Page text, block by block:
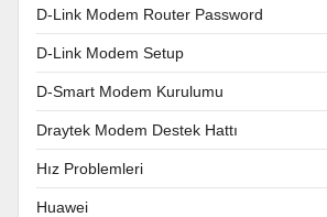
D-Link Modem Router Password
D-Link Modem Setup
D-Smart Modem Kurulumu
Draytek Modem Destek Hattı
Hız Problemleri
Huawei